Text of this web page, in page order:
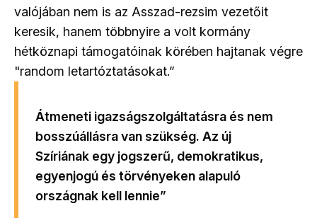
valójában nem is az Asszad-rezsim vezetőit
keresik, hanem többnyire a volt kormány
hétköznapi támogatóinak körében hajtanak végre
"random letartóztatásokat.”
Átmeneti igazságszolgáltatásra és nem
bosszúállásra van szükség. Az új
Szíriának egy jogszerű, demokratikus,
egyenjogú és törvényeken alapuló
országnak kell lennie”